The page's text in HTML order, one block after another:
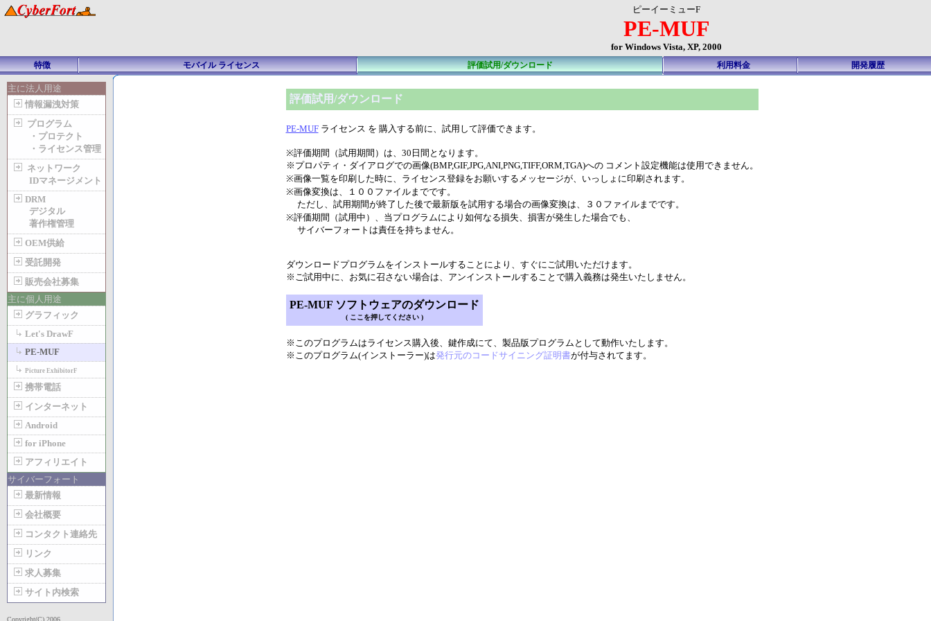
ピーイーミューF
PE-MUF
for Windows Vista, XP, 2000
特徴 モバイル ライセンス 評価試用/ダウンロード 利用料金 開発履歴
主に法人用途
情報漏洩対策
プログラム
・プロテクト
・ライセンス管理
ネットワーク
IDマネージメント
DRM
デジタル
著作権管理
OEM供給
受託開発
販売会社募集
主に個人用途
グラフィック
Let's DrawF
PE-MUF
Picture ExhibitorF
携帯電話
インターネット
Android
for iPhone
アフィリエイト
サイバーフォート
最新情報
会社概要
コンタクト連絡先
リンク
求人募集
サイト内検索
Copyright(C) 2006
評価試用/ダウンロード
PE-MUFライセンス を 購入する前に、試用して評価できます。
※評価期間（試用期間）は、30日間となります。
※プロパティ・ダイアログでの画像(BMP,GIF,JPG,ANI,PNG,TIFF,ORM,TGA)への コメント設定機能は使用できません。
※画像一覧を印刷した時に、ライセンス登録をお願いするメッセージが、いっしょに印刷されます。
※画像変換は、１００ファイルまでです。
ただし、試用期間が終了した後で最新版を試用する場合の画像変換は、３０ファイルまでです。
※評価期間（試用中）、当プログラムにより如何なる損失、損害が発生した場合でも、
サイバーフォートは責任を持ちません。
ダウンロードプログラムをインストールすることにより、すぐにご試用いただけます。
※ご試用中に、お気に召さない場合は、アンインストールすることで購入義務は発生いたしません。
PE-MUF ソフトウェアのダウンロード
( ここを押してください )
※このプログラムはライセンス購入後、鍵作成にて、製品版プログラムとして動作いたします。
※このプログラム(インストーラー)は発行元のコードサイニング証明書が付与されてます。